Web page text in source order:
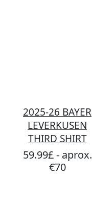
2025-26 BAYER
LEVERKUSEN
THIRD SHIRT
59.99£ - aprox.
€70